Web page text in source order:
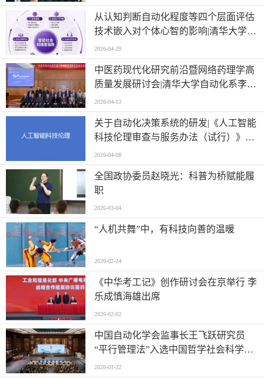
从认知判断自动化程度等四个层面评估
技术嵌入对个体心智的影响|清华大学等
单位联合发布《智能社会就绪度指数》
2026-04-29
中医药现代化研究前沿暨网络药理学高
质量发展研讨会|清华大学自动化系李梢
教授做主题报告
2026-04-13
关于自动化决策系统的研发|《人工智能
科技伦理审查与服务办法（试行）》印
发
2026-04-08
全国政协委员赵晓光：科普为桥赋能履
职
2026-03-04
“人机共舞”中，有科技向善的温暖
2026-02-24
《中华考工记》创作研讨会在京举行 李
乐成慎海雄出席
2026-02-02
中国自动化学会监事长王飞跃研究员
“平行管理法”入选中国哲学社会科学原
创研究方法
2026-01-22